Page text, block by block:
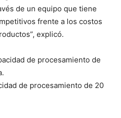
de un equipo que tiene
frente a los costos
explicó.
de procesamiento de 20